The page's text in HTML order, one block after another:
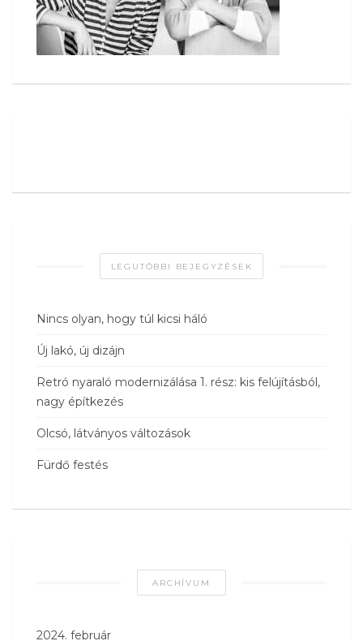
LEGUTÓBBI BEJEGYZÉSEK
Nincs olyan, hogy túl kicsi háló
Új lakó, új dizájn
Retró nyaraló modernizálása 1. rész: kis felújításból,
nagy építkezés
Olcsó, látványos változások
Fürdő festés
ARCHÍVUM
2024. február